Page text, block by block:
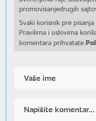
promovisanjedrugih
Svaki korisnik pre
Pravilima i uslovima
komentara prihvatate